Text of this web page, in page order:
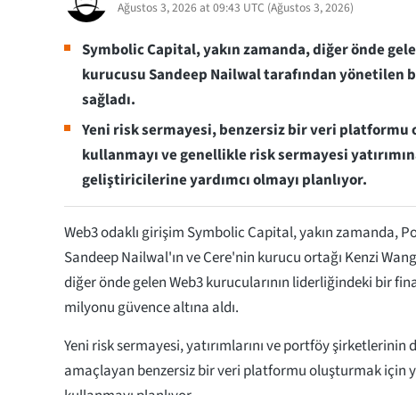
Ağustos 3, 2026 at 09:43 UTC (Ağustos 3, 2026)
Symbolic Capital, yakın zamanda, diğer önde
kurucusu Sandeep Nailwal tarafından yönetilen
sağladı.
Yeni risk sermayesi, benzersiz bir veri
kullanmayı ve genellikle risk sermayesi
geliştiricilerine yardımcı olmayı planlıyor.
Web3 odaklı girişim Symbolic Capital, yakın zamanda,
Sandeep Nailwal'ın ve Cere'nin kurucu ortağı Kenzi
diğer önde gelen Web3 kurucularının liderliğindeki bir
milyonu güvence altına aldı.
Yeni risk sermayesi, yatırımlarını ve portföy şirketlerinin
amaçlayan benzersiz bir veri platformu oluşturmak için